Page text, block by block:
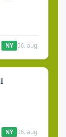
NY 06. aug.
NY 06. aug.